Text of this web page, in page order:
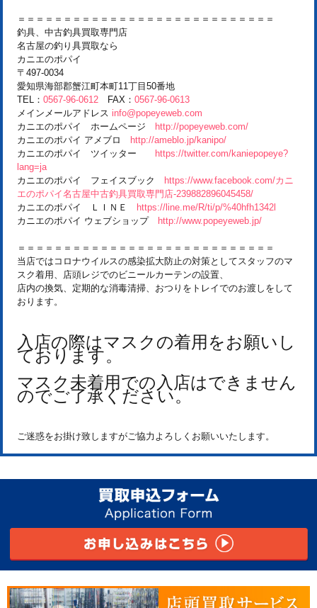
＝＝＝＝＝＝＝＝＝＝＝＝＝＝＝＝＝＝＝＝＝＝＝＝＝＝＝＝
釣具、中古釣具買取専門店
名古屋の釣り具買取なら
カニエのポパイ
〒497-0034
愛知県海部郡蟹江町本町11丁目50番地
TEL： 0567-96-0612 FAX： 0567-96-0613
メインメールアドレス info@popeyeweb.com
カニエのポパイ ホームページ http://popeyeweb.com/
カニエのポパイ アメブロ http://ameblo.jp/kanipo/
カニエのポパイ ツイッター https://twitter.com/kaniepopeye?
lang=ja
カニエのポパイ フェイスブック https://www.facebook.com/カニ
エのポパイ名古屋中古釣具買取専門店-239882896045458/
カニエのポパイ ＬＩＮＥ https://line.me/R/ti/p/%40hfh1342l
カニエのポパイ ウェブショップ http://www.popeyeweb.jp/
＝＝＝＝＝＝＝＝＝＝＝＝＝＝＝＝＝＝＝＝＝＝＝＝＝＝＝＝
当店ではコロナウイルスの感染拡大防止の対策としてスタッフのマ
スク着用、店頭レジでのビニールカーテンの設置、
店内の換気、定期的な消毒清掃、おつりをトレイでのお渡しをして
おります。
入店の際はマスクの着用をお願いし
ております。
マスク未着用での入店はできません
のでご了承ください。
ご迷惑をお掛け致しますがご協力よろしくお願いいたします。